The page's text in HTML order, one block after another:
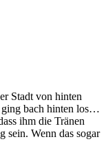
Stadt von hinten
ging bach hinten los…
ihm die Tränen
sein. Wenn das sogar